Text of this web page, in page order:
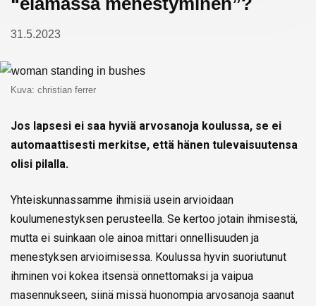
31.5.2023
Kuva: christian ferrer
Jos lapsesi ei saa hyviä arvosanoja koulussa, se ei
automaattisesti merkitse, että hänen tulevaisuutensa
olisi pilalla.
Yhteiskunnassamme ihmisiä usein arvioidaan
koulumenestyksen perusteella. Se kertoo jotain ihmisestä,
mutta ei suinkaan ole ainoa mittari onnellisuuden ja
menestyksen arvioimisessa. Koulussa hyvin suoriutunut
ihminen voi kokea itsensä onnettomaksi ja vaipua
masennukseen, siinä missä huonompia arvosanoja saanut